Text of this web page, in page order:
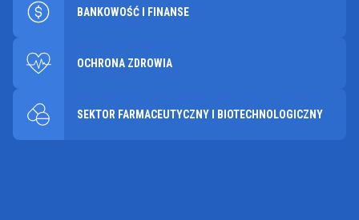
BANKOWOŚĆ I FINANSE
OCHRONA ZDROWIA
SEKTOR FARMACEUTYCZNY I BIOTECHNOLOGICZNY